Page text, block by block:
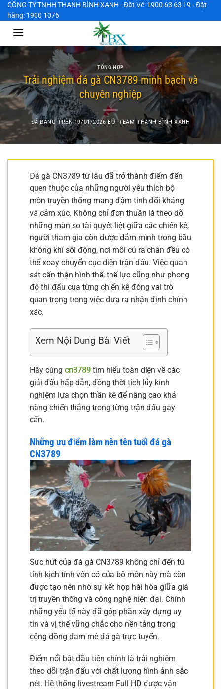
Chuyển
đến
CÔNG TY TNHH THANH BÌNH XANH - Đặt Vé: 1900 63 63 19 - Đặt
hàng: 1900 1076
TỔNG HỢP
Trải nghiệm đá gà CN3789 minh bạch và
chuyên nghiệp
ĐÃ ĐĂNG TRÊN19/01/2026 BỞITEAM THANH BÌNH XANH
Đá gà CN3789 từ lâu đã trở thành điểm đến
quen thuộc của những người yêu thích bộ
môn truyền thống mang đậm tính đối kháng
và cảm xúc. Không chỉ đơn thuần là theo dõi
những màn so tài quyết liệt giữa các chiến kê,
người tham gia còn được đắm mình trong bầu
không khí sôi động, nơi mỗi cú ra chân đều có
thể xoay chuyển cục diện trận đấu. Việc quan
sát cẩn thận hình thể, thể lực cũng như phong
độ thi đấu của từng chiến kê đóng vai trò
quan trọng trong việc đưa ra nhận định chính
xác.
Xem Nội Dung Bài Viết
Hãy cùng cn3789 tìm hiểu toàn diện về các
giải đấu hấp dẫn, đồng thời tích lũy kinh
nghiệm lựa chọn thần kê để nâng cao khả
năng chiến thắng trong từng trận đấu gay
cấn.
Những ưu điểm làm nên tên tuổi đá gà
CN3789
Sức hút của đá gà CN3789 không chỉ đến từ
tính kịch tính vốn có của bộ môn này mà còn
được tạo nên nhờ sự kết hợp hài hòa giữa giá
trị truyền thống và công nghệ hiện đại. Chính
những yếu tố này đã góp phần xây dựng uy
tín và vị thế vững chắc cho nền tảng trong
cộng đồng đam mê đá gà trực tuyến.
Điểm nổi bật đầu tiên chính là trải nghiệm
theo dõi trận đấu với chất lượng hình ảnh sắc
nét. Hệ thống livestream Full HD được vận